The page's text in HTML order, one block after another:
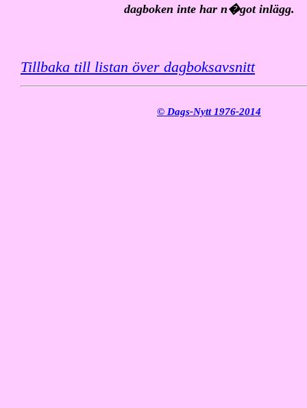
dagboken inte har n�got inlägg.
Tillbaka till listan över dagboksavsnitt
© Dags-Nytt 1976-2014